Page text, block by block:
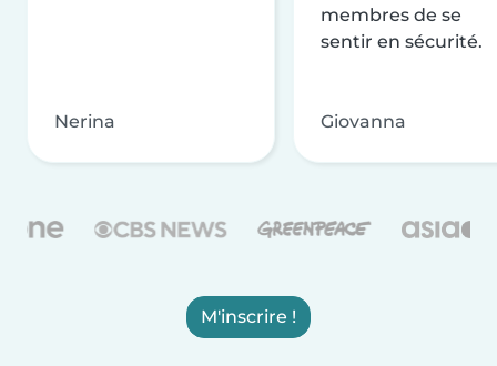
Nerina
membres de se
sentir en sécurité.
Giovanna
M'inscrire !